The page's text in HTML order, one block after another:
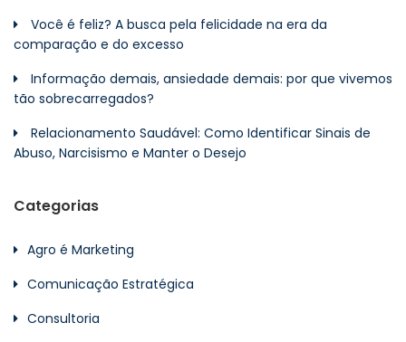
Você é feliz? A busca pela felicidade na era da
comparação e do excesso
Informação demais, ansiedade demais: por que vivemos
tão sobrecarregados?
Relacionamento Saudável: Como Identificar Sinais de
Abuso, Narcisismo e Manter o Desejo
Categorias
Agro é Marketing
Comunicação Estratégica
Consultoria